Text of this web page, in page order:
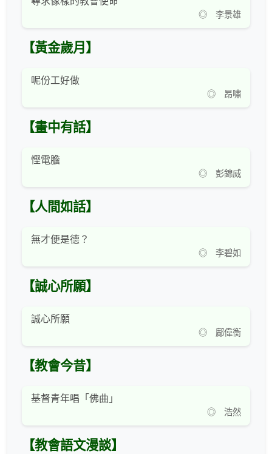
◎ 李景雄
【黃金歲月】
呢份工好做
◎ 昂嘯
【畫中有話】
慳電膽
◎ 彭錦威
【人間如話】
無才便是德？
◎ 李碧如
【誠心所願】
誠心所願
◎ 鄺偉衡
【教會今昔】
基督青年唱「佛曲」
◎ 浩然
【教會語文漫談】